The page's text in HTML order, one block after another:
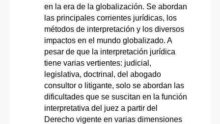
en la era de la globalización. Se abordan
las principales corrientes jurídicas, los
métodos de interpretación y los diversos
impactos en el mundo globalizado. A
pesar de que la interpretación jurídica
tiene varias vertientes: judicial,
legislativa, doctrinal, del abogado
consultor o litigante, solo se abordan las
dificultades que se suscitan en la función
interpretativa del juez a partir del
Derecho vigente en varias dimensiones